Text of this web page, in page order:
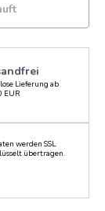
Lieferung ab
EUR
werden SSL
übertragen.